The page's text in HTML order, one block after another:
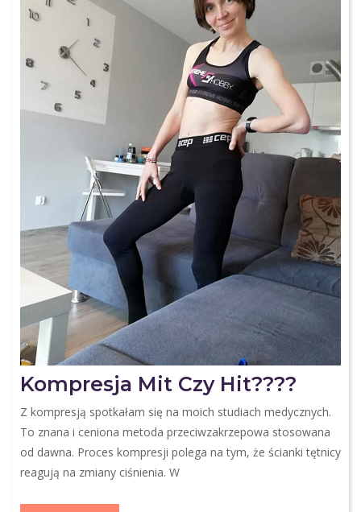
Kompresja Mit Czy Hit????
Z kompresją spotkałam się na moich studiach medycznych.
To znana i ceniona metoda przeciwzakrzepowa stosowana
od dawna. Proces kompresji polega na tym, że ścianki tętnicy
reagują na zmiany ciśnienia. W